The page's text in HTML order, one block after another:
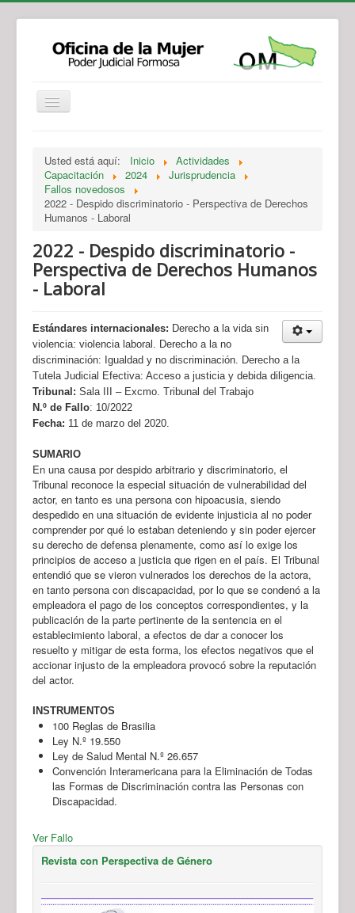
Legislación
Novedades
Recursos y Servicios de Atención
Usted está aquí: Inicio
Actividades
Capacitación
2024
Jurisprudencia
Fallos novedosos
2022 - Despido discriminatorio - Perspectiva de Derechos
Humanos - Laboral
2022 - Despido discriminatorio -
Perspectiva de Derechos Humanos
- Laboral
Estándares internacionales: Derecho a la vida sin
violencia: violencia laboral. Derecho a la no
discriminación: Igualdad y no discriminación. Derecho a la
Tutela Judicial Efectiva: Acceso a justicia y debida diligencia.
Tribunal: Sala III – Excmo. Tribunal del Trabajo
N.º de Fallo: 10/2022
Fecha: 11 de marzo del 2020.
SUMARIO
En una causa por despido arbitrario y discriminatorio, el
Tribunal reconoce la especial situación de vulnerabilidad del
actor, en tanto es una persona con hipoacusia, siendo
despedido en una situación de evidente injusticia al no poder
comprender por qué lo estaban deteniendo y sin poder ejercer
su derecho de defensa plenamente, como así lo exige los
principios de acceso a justicia que rigen en el país. El Tribunal
entendió que se vieron vulnerados los derechos de la actora,
en tanto persona con discapacidad, por lo que se condenó a la
empleadora el pago de los conceptos correspondientes, y la
publicación de la parte pertinente de la sentencia en el
establecimiento laboral, a efectos de dar a conocer los
resuelto y mitigar de esta forma, los efectos negativos que el
accionar injusto de la empleadora provocó sobre la reputación
del actor.
INSTRUMENTOS
100 Reglas de Brasilia
Ley N.º 19.550
Ley de Salud Mental N.º 26.657
Convención Interamericana para la Eliminación de Todas
las Formas de Discriminación contra las Personas con
Discapacidad.
Ver Fallo
Revista con Perspectiva de Género